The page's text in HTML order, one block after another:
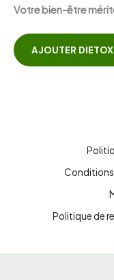
Votre bien-être
AJOUTER
Conditions
Politique de